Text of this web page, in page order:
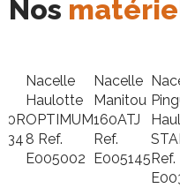
Hauteur
Nos
Nacelle
Haulotte
OPTIMUM
8 Ref.
E005002
Nacelle
Manitou
160ATJ
Ref.
E005145 Ref.